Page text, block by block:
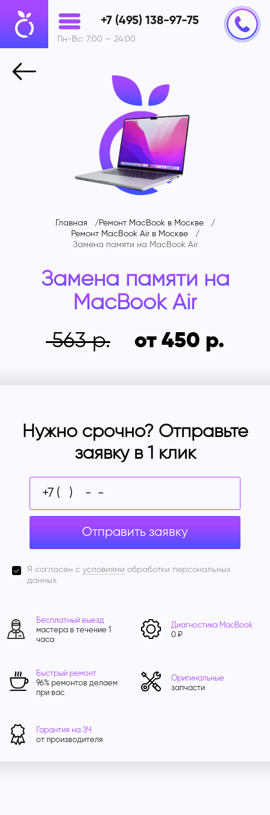
+7 (495) 138-97-75
Пн-Вс: 7:00 — 24:00
Главная
Ремонт MacBook в Москве
Ремонт MacBook Air в Москве
Замена памяти на MacBook Air
Замена памяти на
MacBook Air
563
от 450
Нужно срочно? Отправьте
заявку в 1 клик
Отправить заявку
Я согласен с условиями обработки персональных
данных
Бесплатный выезд
мастера в течение 1
часа
Диагностика MacBook
0 ₽
Быстрый ремонт
96% ремонтов делаем
при вас
Оригинальные
запчасти
Гарантия на ЗЧ
от производителя